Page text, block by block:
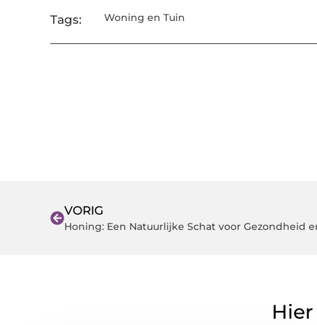
Tags: Woning en Tuin
VORIG
Honing: Een Natuurlijke Schat voor Gezondheid